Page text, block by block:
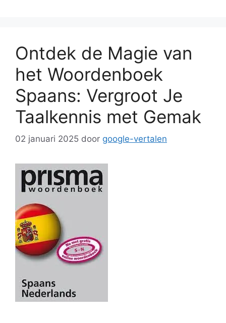
Ontdek de Magie van
het Woordenboek
Spaans: Vergroot Je
Taalkennis met Gemak
02 januari 2025 door google-vertalen